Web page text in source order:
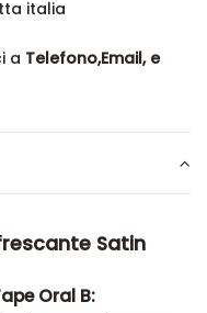
italia
a Telefono,Email, e
Satin
Oral B: